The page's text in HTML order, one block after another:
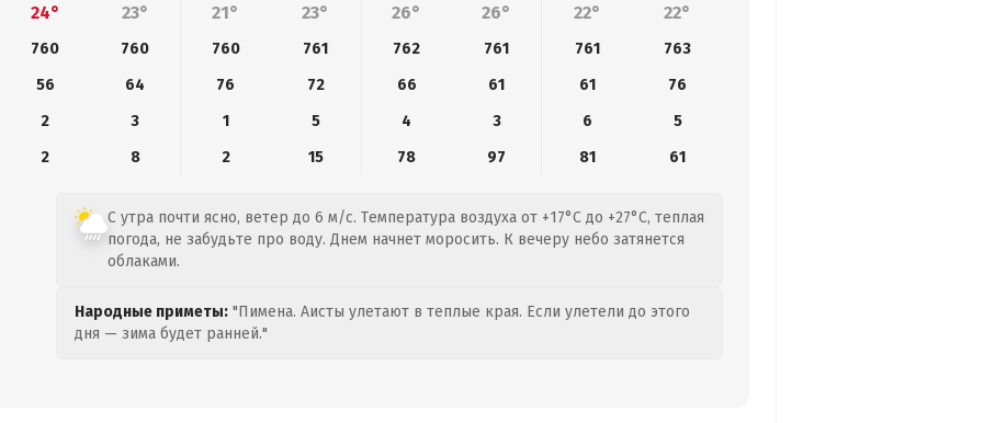
24°
23° 21° 23° 26° 26° 22° 22°
760 760 760 761 762 761 761
763
56
64 76 72 66 61 61
76
2
3 1 5 4 3 6
5
2
8 2 15 78 97 81 61
С утра почти ясно, ветер до 6 м/с. Температура воздуха от +17°C до +27°C, теплая
погода, не забудьте про воду. Днем начнет моросить. К вечеру небо затянется
облаками.
Народные приметы: "Пимена. Аисты улетают в теплые края. Если улетели до этого
дня — зима будет ранней."